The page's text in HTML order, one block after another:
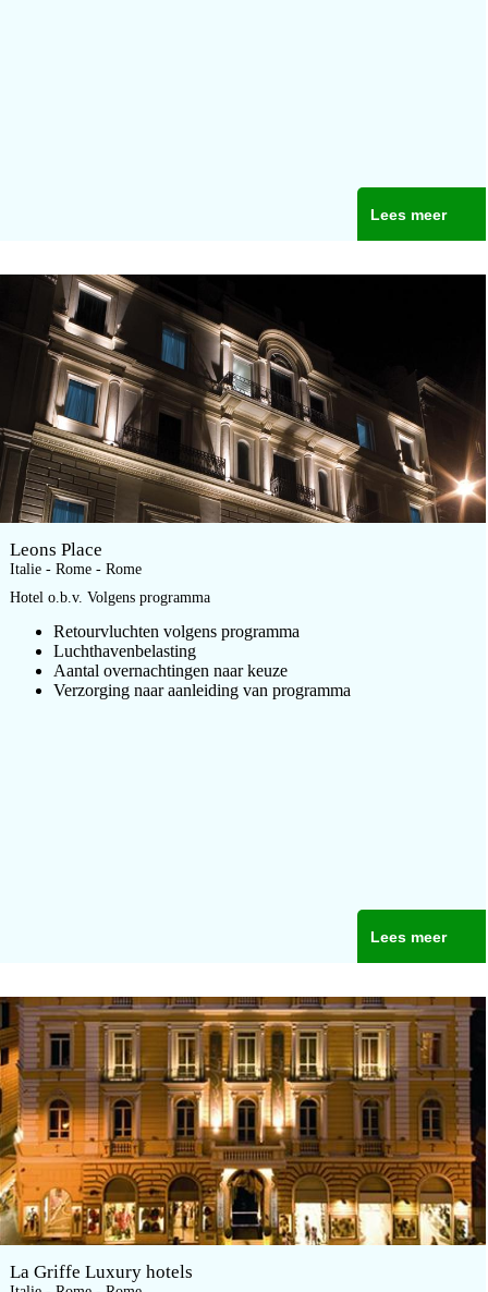
Lees meer
Leons Place
Italie - Rome - Rome
Hotel o.b.v. Volgens programma
Retourvluchten volgens programma
Luchthavenbelasting
Aantal overnachtingen naar keuze
Verzorging naar aanleiding van programma
Lees meer
La Griffe Luxury hotels